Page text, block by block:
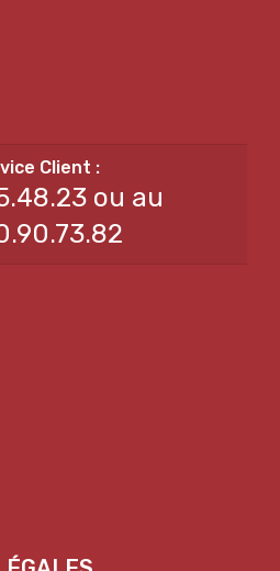
ou au